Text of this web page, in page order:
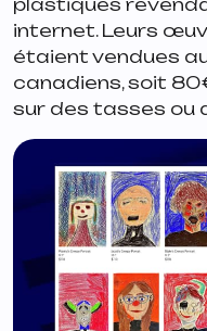
internet. Leurs
étaient vendues
canadiens, soit
sur des tasses ou